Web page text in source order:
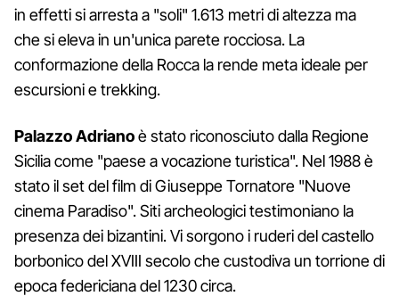
in effetti si arresta a "soli" 1.613 metri di altezza ma
che si eleva in un'unica parete rocciosa. La
conformazione della Rocca la rende meta ideale per
escursioni e trekking.
Palazzo Adrianoè stato riconosciuto dalla Regione
Sicilia come "paese a vocazione turistica". Nel 1988 è
stato il set del film di Giuseppe Tornatore "Nuove
cinema Paradiso". Siti archeologici testimoniano la
presenza dei bizantini. Vi sorgono i ruderi del castello
borbonico del XVIII secolo che custodiva un torrione di
epoca federiciana del 1230 circa.